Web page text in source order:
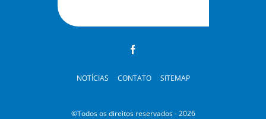
NOTÍCIAS CONTATO SITEMAP
©Todos os direitos reservados - 2026